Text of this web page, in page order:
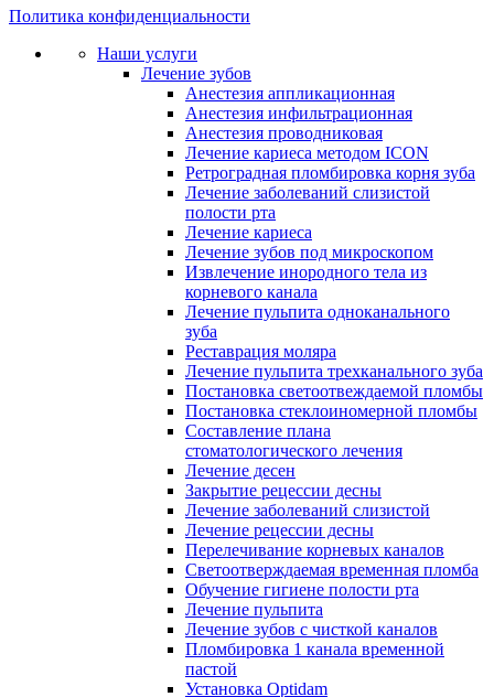
Политика конфиденциальности
Наши услуги
Лечение зубов
Анестезия аппликационная
Анестезия инфильтрационная
Анестезия проводниковая
Лечение кариеса методом ICON
Ретроградная пломбировка корня зуба
Лечение заболеваний слизистой
полости рта
Лечение кариеса
Лечение зубов под микроскопом
Извлечение инородного тела из
корневого канала
Лечение пульпита одноканального
зуба
Реставрация моляра
Лечение пульпита трехканального зуба
Постановка светоотвеждаемой пломбы
Постановка стеклоиномерной пломбы
Составление плана
стоматологического лечения
Лечение десен
Закрытие рецессии десны
Лечение заболеваний слизистой
Лечение рецессии десны
Перелечивание корневых каналов
Светоотверждаемая временная пломба
Обучение гигиене полости рта
Лечение пульпита
Лечение зубов с чисткой каналов
Пломбировка 1 канала временной
пастой
Установка Optidam